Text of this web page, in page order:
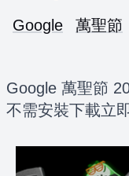
Google
萬聖節
Google 萬聖節
不需安裝下載立